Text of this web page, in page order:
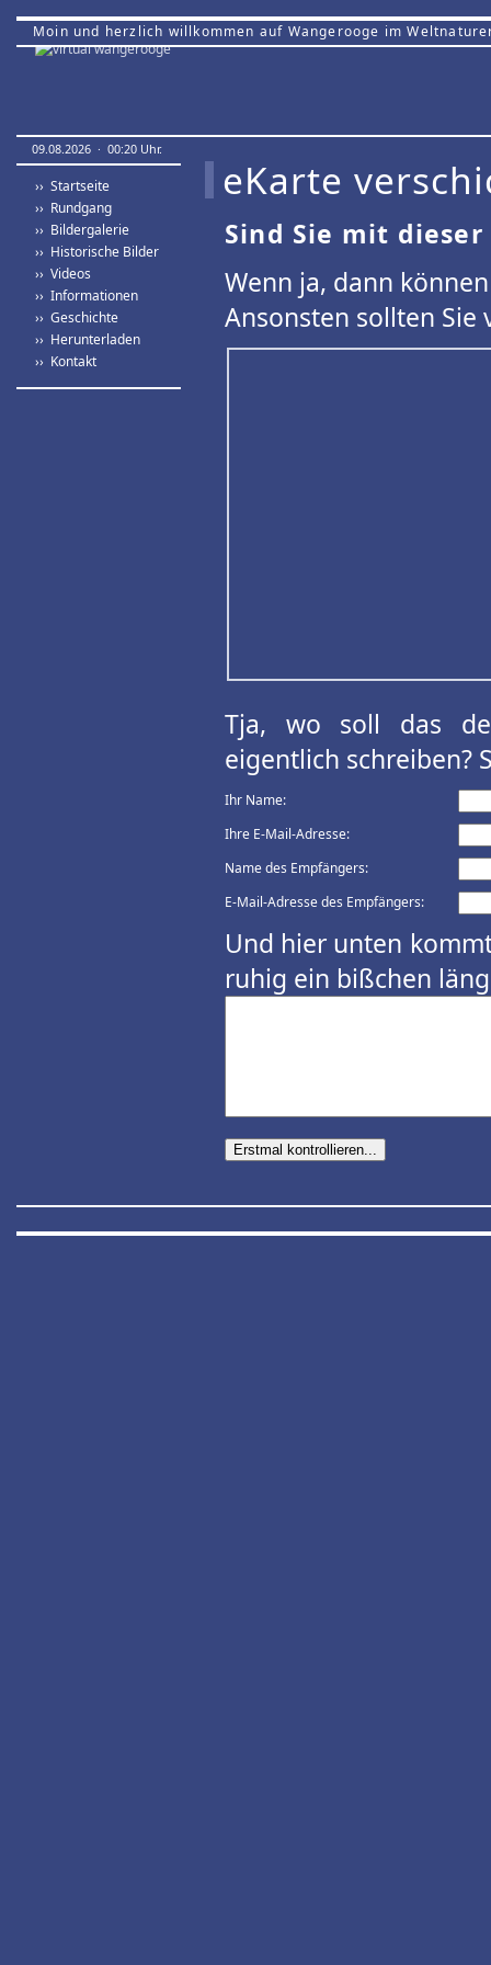
Moin und herzlich willkommen auf Wangerooge im
09.08.2026 · 00:20 Uhr.
›› Startseite
›› Rundgang
›› Bildergalerie
›› Historische Bilder
›› Videos
›› Informationen
›› Geschichte
›› Herunterladen
›› Kontakt
eKarte
Sind Sie mit
Wenn ja, dann
Ansonsten sollten
Tja, wo soll das
eigentlich schreiben?
Ihr Name:
Ihre E-Mail-Adresse:
Name des Empfängers:
E-Mail-Adresse des Empfängers:
Und hier unten
ruhig ein bißchen